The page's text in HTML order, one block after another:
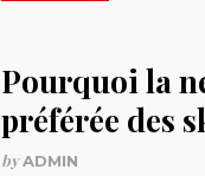
Pourquoi la
préférée des
byADMIN